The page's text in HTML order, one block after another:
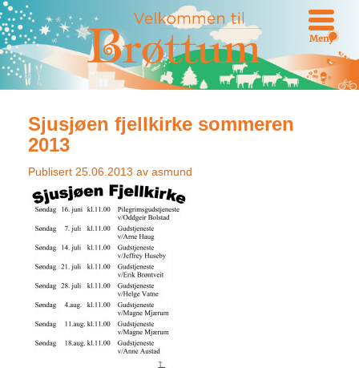
Meny
Sjusjøen fjellkirke sommeren
2013
Publisert 25.06.2013 av asmund